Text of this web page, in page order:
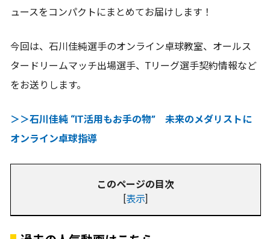
ュースをコンパクトにまとめてお届けします！
今回は、石川佳純選手のオンライン卓球教室、オールス
タードリームマッチ出場選手、Tリーグ選手契約情報など
をお送りします。
＞＞石川佳純 “IT活用もお手の物” 未来のメダリストに
オンライン卓球指導
このページの目次
[表示]